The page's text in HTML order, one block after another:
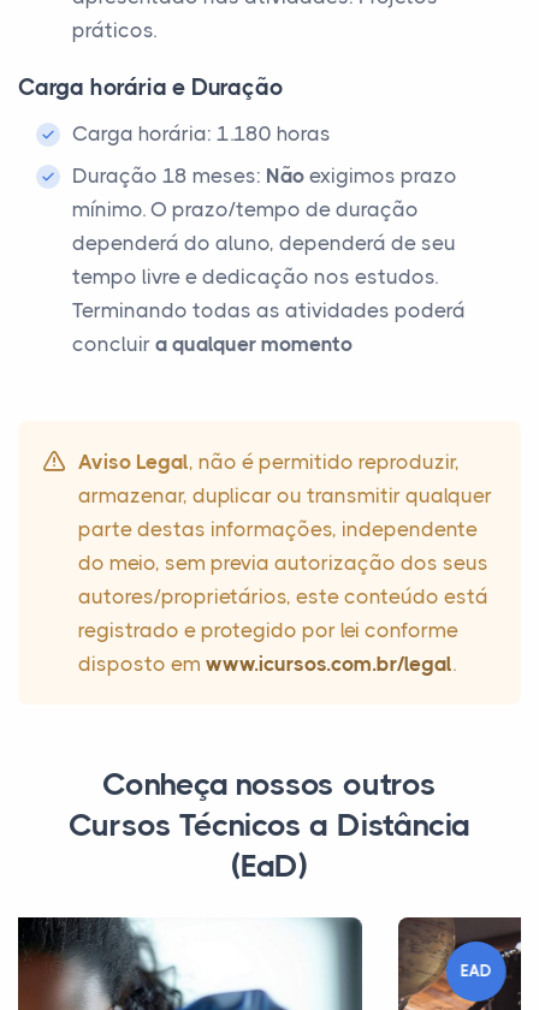
práticos.
Carga horária e Duração
Carga horária: 1.180 horas
Duração 18 meses: Não exigimos prazo
mínimo. O prazo/tempo de duração
dependerá do aluno, dependerá de seu
tempo livre e dedicação nos estudos.
Terminando todas as atividades poderá
concluir a qualquer momento
Aviso Legal, não é permitido reproduzir,
armazenar, duplicar ou transmitir qualquer
parte destas informações, independente
do meio, sem previa autorização dos seus
autores/proprietários, este conteúdo está
registrado e protegido por lei conforme
disposto em www.icursos.com.br/legal.
Conheça nossos outros
Cursos Técnicos a Distância
(EaD)
EAD